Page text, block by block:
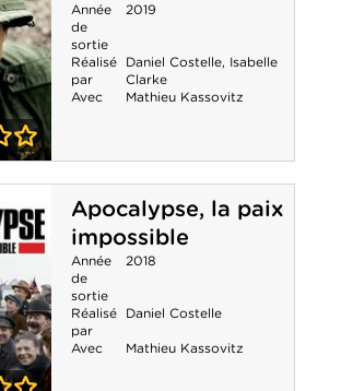
la
Année
de
sortie
2019
Réalisé
par
Daniel Costelle, Isabelle
Clarke
Avec
Mathieu Kassovitz
Apocalypse, la paix
impossible
Année
de
sortie
2018
Réalisé
par
Daniel Costelle
Avec Mathieu Kassovitz